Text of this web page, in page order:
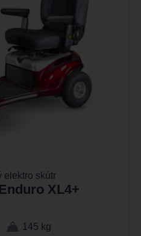
elektro skútr
XL4+
145 kg